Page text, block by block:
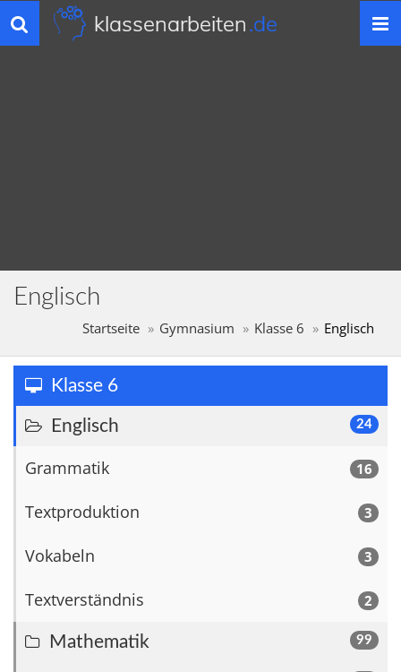
Toggle
navigation
klassenarbeiten.de
Englisch
Startseite Gymnasium Klasse 6 Englisch
Klasse 6
24
Englisch
16
Grammatik
3
Textproduktion
3
Vokabeln
2
Textverständnis
99
Mathematik